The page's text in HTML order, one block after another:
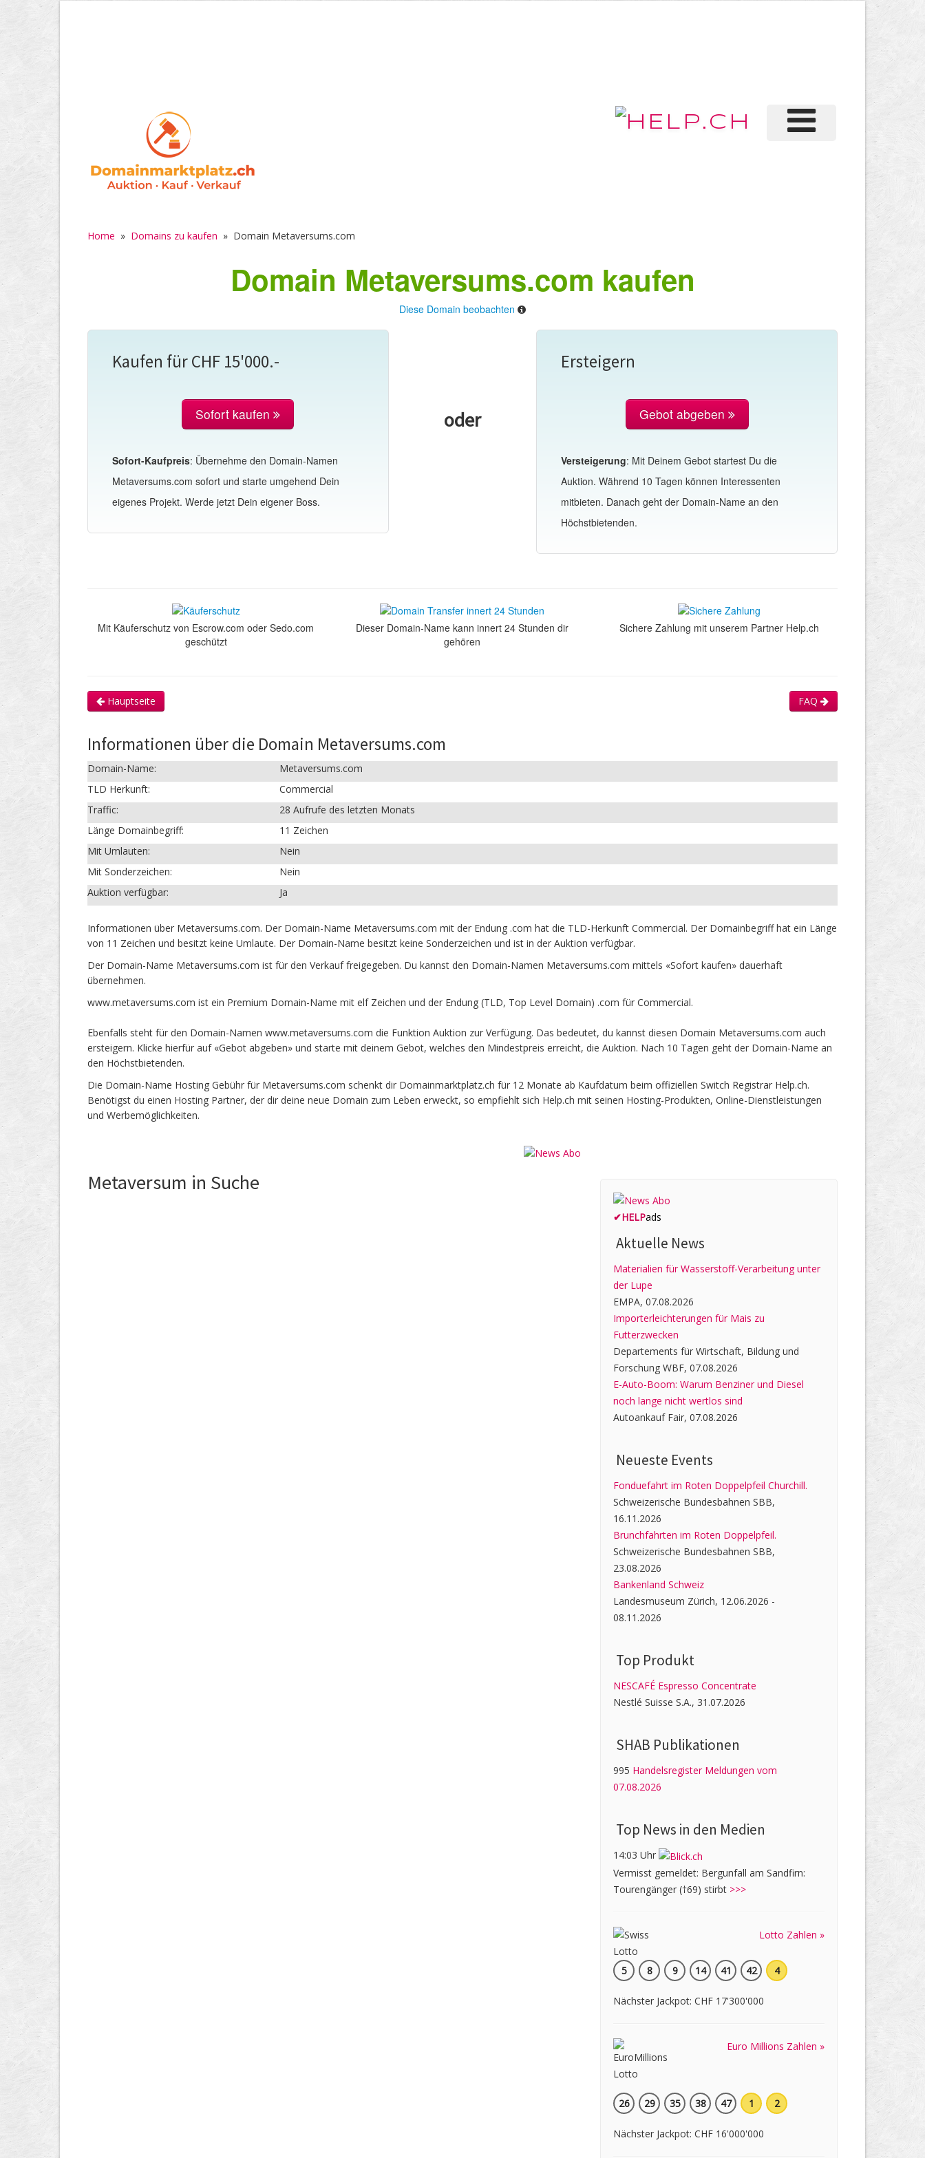
Home » Domains zu kaufen » Domain Metaversums.com
Domain Metaversums.com kaufen
Diese Domain beobachten
Kaufen für CHF 15'000.-
Sofort kaufen
Sofort-Kaufpreis: Übernehme den Domain-Namen
Metaversums.com sofort und starte umgehend Dein
eigenes Projekt. Werde jetzt Dein eigener Boss.
oder
Ersteigern
Gebot abgeben
Versteigerung: Mit Deinem Gebot startest Du die
Auktion. Während 10 Tagen können Interessenten
mitbieten. Danach geht der Domain-Name an den
Höchstbietenden.
Mit Käuferschutz von Escrow.com oder Sedo.com
geschützt
Dieser Domain-Name kann innert 24 Stunden dir
gehören
Sichere Zahlung mit unserem Partner Help.ch
Hauptseite FAQ
Informationen über die Domain Metaversums.com
Domain-Name:
Metaversums.com
TLD Herkunft:
Commercial
Traffic:
28 Aufrufe des letzten Monats
Länge Domainbegriff:
11 Zeichen
Mit Umlauten:
Nein
Mit Sonderzeichen:
Nein
Auktion verfügbar:
Ja
Informationen über Metaversums.com. Der Domain-Name Metaversums.com mit der Endung .com hat die TLD-Herkunft Commercial. Der Domainbegriff hat ein Länge
von 11 Zeichen und besitzt keine Umlaute. Der Domain-Name besitzt keine Sonderzeichen und ist in der Auktion verfügbar.
Der Domain-Name Metaversums.com ist für den Verkauf freigegeben. Du kannst den Domain-Namen Metaversums.com mittels «Sofort kaufen» dauerhaft
übernehmen.
www.metaversums.com ist ein Premium Domain-Name mit elf Zeichen und der Endung (TLD, Top Level Domain) .com für Commercial.
Ebenfalls steht für den Domain-Namen www.metaversums.com die Funktion Auktion zur Verfügung. Das bedeutet, du kannst diesen Domain Metaversums.com auch
ersteigern. Klicke hierfür auf «Gebot abgeben» und starte mit deinem Gebot, welches den Mindestpreis erreicht, die Auktion. Nach 10 Tagen geht der Domain-Name an
den Höchstbietenden.
Die Domain-Name Hosting Gebühr für Metaversums.com schenkt dir Domainmarktplatz.ch für 12 Monate ab Kaufdatum beim offiziellen Switch Registrar Help.ch.
Benötigst du einen Hosting Partner, der dir deine neue Domain zum Leben erweckt, so empfiehlt sich Help.ch mit seinen Hosting-Produkten, Online-Dienstleistungen
und Werbemöglichkeiten.
Metaversum in Suche
✔HELPads
Aktuelle News
Materialien für Wasserstoff-Verarbeitung unter
der Lupe
EMPA, 07.08.2026
Importerleichterungen für Mais zu
Futterzwecken
Departements für Wirtschaft, Bildung und
Forschung WBF, 07.08.2026
E-Auto-Boom: Warum Benziner und Diesel
noch lange nicht wertlos sind
Autoankauf Fair, 07.08.2026
Neueste Events
Fonduefahrt im Roten Doppelpfeil Churchill.
Schweizerische Bundesbahnen SBB,
16.11.2026
Brunchfahrten im Roten Doppelpfeil.
Schweizerische Bundesbahnen SBB,
23.08.2026
Bankenland Schweiz
Landesmuseum Zürich, 12.06.2026 -
08.11.2026
Top Produkt
NESCAFÉ Espresso Concentrate
Nestlé Suisse S.A., 31.07.2026
SHAB Publi­kati­onen
995 Handelsregister Meldungen vom
07.08.2026
Top News in den Medien
14:03 Uhr
Vermisst gemeldet: Bergunfall am Sandfirn:
Tourengänger (†69) stirbt >>>
Lotto Zahlen »
5 8 9 14 41 42 4
Nächster Jackpot: CHF 17'300'000
Euro Millions Zahlen »
26 29 35 38 47 1 2
Nächster Jackpot: CHF 16'000'000